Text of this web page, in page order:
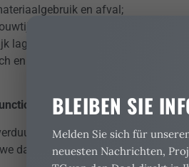
en afval;
lagere CO₂-uitstoot dan bij
en duurzaam oogpunt is dit vaak
en niet alleen duurzaam
van een bedrijfshal
dat verduurzaming wordt
BLEIBEN SIE
Melden Sie sich für
neuesten Nachrichten,